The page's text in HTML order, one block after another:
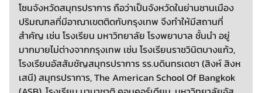
โซนจังหวัดสมุทรปราการ ถือว่าเป็นจังหวัดในย่านชานเมือง
ปริมณฑลที่มีอาณาเขตติดกับกรุงเทพ จึงทำให้มีสถานที่
สำคัญ เช่น โรงเรียน มหาวิทยาลัย โรงพยาบาล ชั้นนำ อยู่
มากมายไม่ต่างจากกรุงเทพ เช่น โรงเรียนราชวินิตบางแก้ว,
โรงเรียนอัสสัมชัญสมุทรปราการ รร.บดินทรเดชา (สิงห์ สิงห
เสนี) สมุทรปราการ, The American School Of Bangkok